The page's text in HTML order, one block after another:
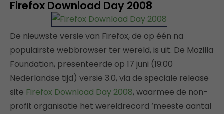
Firefox Download Day 2008
De nieuwste versie van Firefox, de op één na
populairste webbrowser ter wereld, is uit. De Mozilla
Foundation, presenteerde op 17 juni (19:00
Nederlandse tijd) versie 3.0, via de speciale release
site Firefox Download Day 2008, waarmee de non-
profit organisatie het wereldrecord ‘meeste aantal